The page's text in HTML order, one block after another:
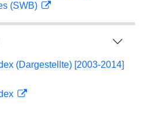
(SWB)
(Dargestellte) [2003-2014]